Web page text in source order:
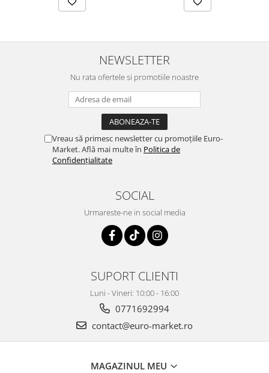
NEWSLETTER
Nu rata ofertele si promotiile noastre
Vreau să primesc newsletter cu promoțiile Euro-
Market. Află mai multe în Politica de
Confidențialitate
SOCIAL
Urmareste-ne in social media
SUPORT CLIENTI
Luni - Vineri: 10:00 - 16:00
0771692994
contact@euro-market.ro
MAGAZINUL MEU